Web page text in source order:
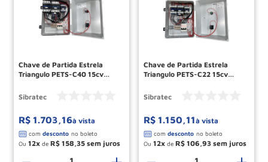
Chave de Partida Estrela
Triangulo PETS-C40 15cv
SIBRATEC
Sibratec
R$ 1.703,16à vista
Ou 12 de R$ 158 35
Chave de Partida Estrela
Triangulo PETS-C22 15cv
SIBRATEC
Sibratec
R$ 1.150,11à vista
Ou 12 de R$ 106 93